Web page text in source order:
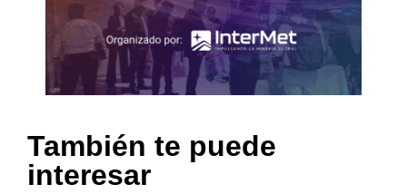
También te puede
interesar